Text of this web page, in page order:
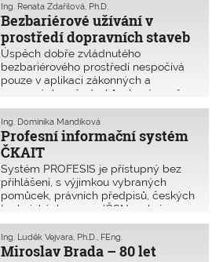
Bezbariérové užívání v
prostředí dopravních staveb
Ing. Renata Zdařilová, Ph.D.
Úspěch dobře zvládnutého
bezbariérového prostředí nespočívá
pouze v aplikaci zákonných a
normových požadavků, ale zároveň ve
znalostech a zákonitostech prostorové
orientace a samostatného pohybu
zejména osob se zrakovým
postižením.
Profesní informační systém
ČKAIT
Ing. Dominika Mandíková
Systém PROFESIS je přístupný bez
přihlášení, s výjimkou vybraných
pomůcek, právních předpisů, českých
technických norem (ČSN v plném
znění jsou přístupné pouze pro členy
se smluvním vztahem s agenturou
ČAS) a studijních materiálů.
Miroslav Brada – 80 let
Ing. Luděk Vejvara, Ph.D., FEng.